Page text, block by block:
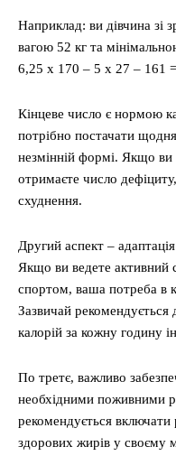
Наприклад: ви дівчина зі
вагою 52 кг та
6,25 x 170 – 5 x 27 – 161
Кінцеве число є нормою
потрібно постачати
незмінній формі. Якщо ви
отримаєте число
схуднення.
Другий аспект –
Якщо ви ведете активний
спортом, ваша потреба в
Зазвичай
калорій за кожну годину
По третє, важливо
необхідними поживними
рекомендується включати
здорових жирів у